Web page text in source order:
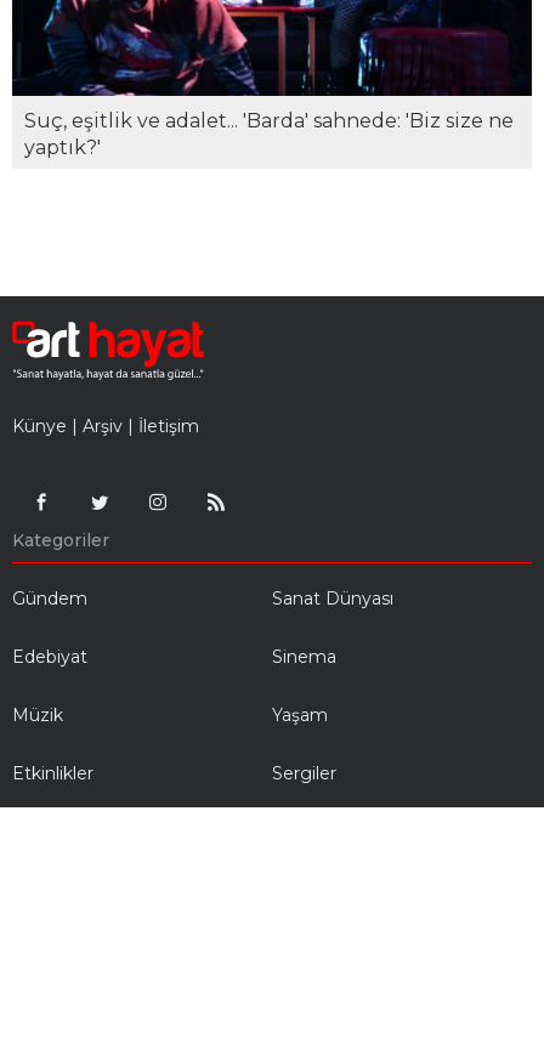
Suç, eşitlik ve adalet... 'Barda' sahnede: 'Biz size ne
yaptık?'
Künye | Arşiv | İletişim
Kategoriler
Gündem Sanat Dünyası
Edebiyat Sinema
Müzik Yaşam
Etkinlikler Sergiler